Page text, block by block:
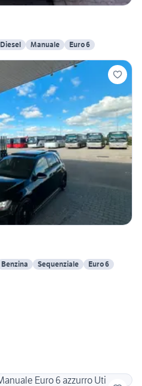
Diesel Manuale Euro 6
Benzina Sequenziale Euro 6